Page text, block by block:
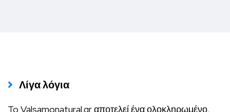
Λίγα λόγια
To Valsamonatural.gr αποτελεί ένα ολοκληρωμένο,